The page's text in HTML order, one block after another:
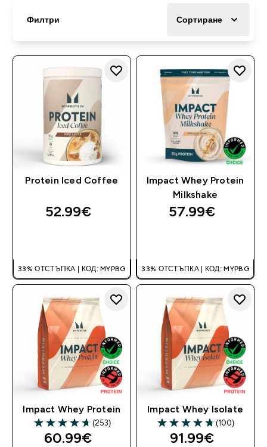
Филтри Сортиране
Protein Iced Coffee
52.99€‎
33% ОТСТЪПКА | КОД: MYPBG
Impact Whey Protein
Milkshake
57.99€‎
33% ОТСТЪПКА | КОД: MYPBG
Impact Whey Protein
4.67 out of 5 stars
(253)
60.99€‎
Impact Whey Isolate
4.72 out of 5 stars
(100)
91.99€‎